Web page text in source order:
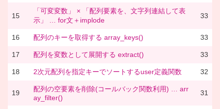
15
「可変変数」 × 「配列要素を、文字列連結して表
示」 … for文＋implode
33
16 配列のキーを取得する array_keys() 33
17 配列を変数として展開する extract() 33
18 2次元配列を指定キーでソートするuser定義関数 32
19
配列の空要素を削除(コールバック関数利用) … arr
ay_filter()
31